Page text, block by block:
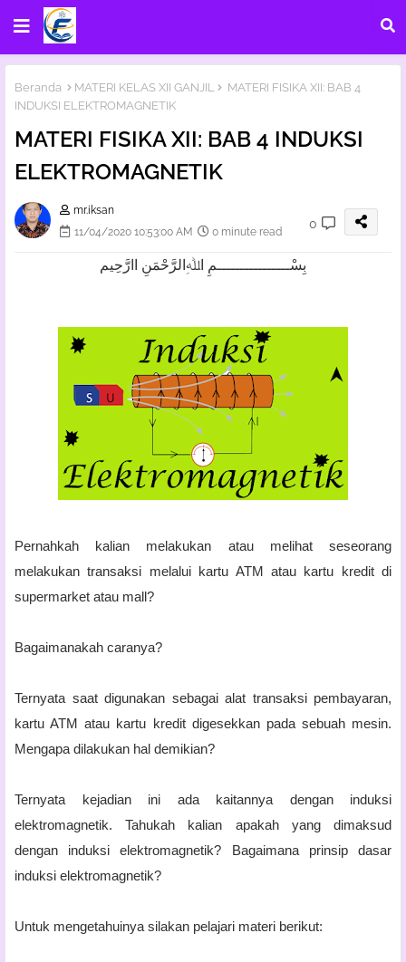
Beranda MATERI KELAS XII GANJIL
MATERI FISIKA XII: BAB 4
INDUKSI ELEKTROMAGNETIK
MATERI FISIKA XII: BAB 4 INDUKSI
ELEKTROMAGNETIK
mr.iksan
11/04/2020 10:53:00 AM
0 minute read
0
بِسْــــــــــــــــمِ اﷲِالرَّحْمَنِ اارَّحِيم
Pernahkah kalian melakukan atau melihat seseorang
melakukan transaksi melalui kartu ATM atau kartu kredit di
supermarket atau mall?
Bagaimanakah caranya?
Ternyata saat digunakan sebagai alat transaksi pembayaran,
kartu ATM atau kartu kredit digesekkan pada sebuah mesin.
Mengapa dilakukan hal demikian?
Ternyata kejadian ini ada kaitannya dengan induksi
elektromagnetik. Tahukah kalian apakah yang dimaksud
dengan induksi elektromagnetik? Bagaimana prinsip dasar
induksi elektromagnetik?
Untuk mengetahuinya silakan pelajari materi berikut: